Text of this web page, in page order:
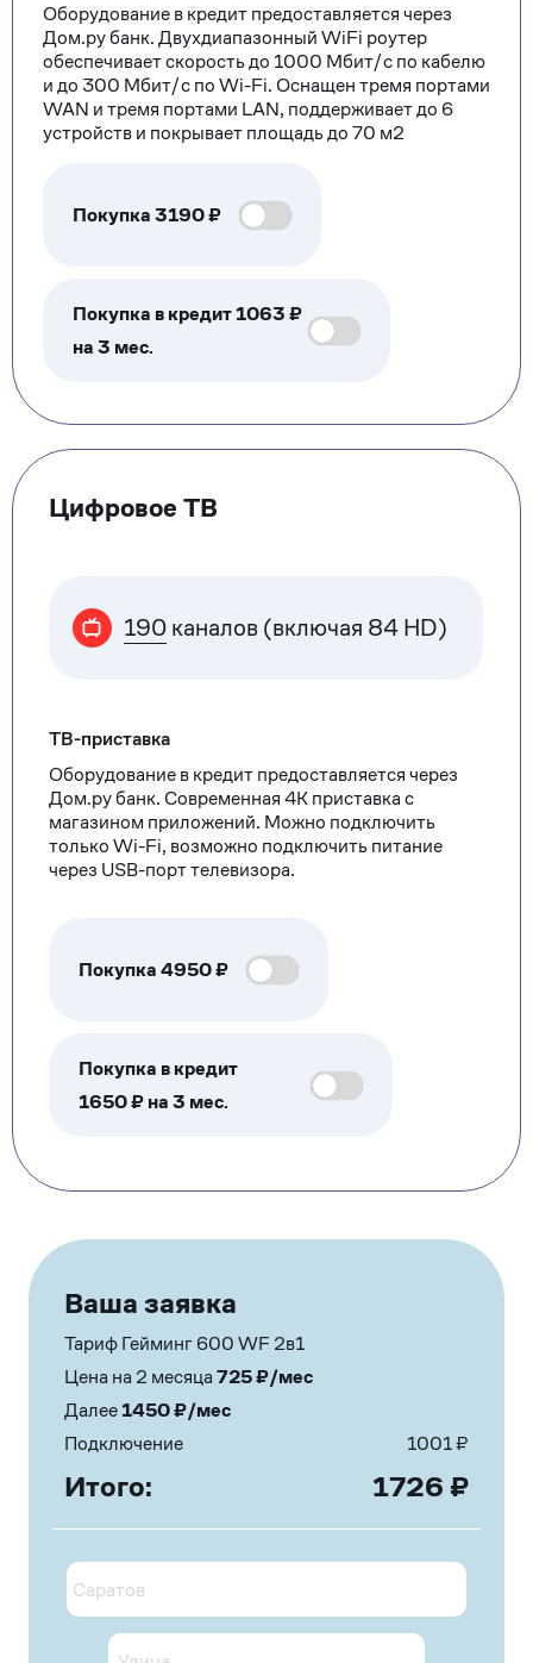
Оборудование в кредит предоставляется через
Дом.ру банк. Двухдиапазонный WiFi роутер
обеспечивает скорость до 1000 Мбит/с по кабелю
и до 300 Мбит/с по Wi-Fi. Оснащен тремя портами
WAN и тремя портами LAN, поддерживает до 6
устройств и покрывает площадь до 70 м2
Покупка3190₽
Покупка в кредит 1063 ₽
на 3 мес.
Цифровое ТВ
190 каналов (включая 84 HD)
ТВ-приставка
Оборудование в кредит предоставляется через
Дом.ру банк. Современная 4К приставка с
магазином приложений. Можно подключить
только Wi-Fi, возможно подключить питание
через USB-порт телевизора.
Покупка4950₽
Покупка в кредит
1650 ₽ на 3 мес.
Ваша заявка
Тариф Гейминг 600 WF 2в1
Цена на 2 месяца725₽/мес
Далее1450₽/мес
Подключение
1001₽
Итого: 1726 ₽